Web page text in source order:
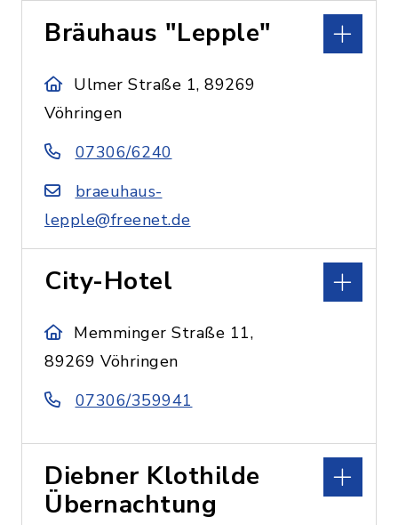
Bräuhaus "Lepple"
Ulmer Straße 1, 89269
Vöhringen
07306/6240
braeuhaus-
lepple@freenet.de
City-Hotel
Memminger Straße 11,
89269 Vöhringen
07306/359941
Diebner Klothilde
Übernachtung